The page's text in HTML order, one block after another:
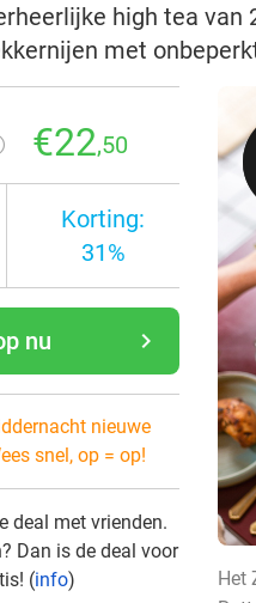
high tea
met
€22,50
Korting:
31%
navigate_next
nu
nieuwe
snel, op = op!
deal met vrienden.
Dan is de deal voor
(info) Het